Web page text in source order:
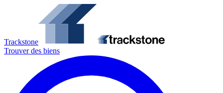
Trackstone
Trouver des biens